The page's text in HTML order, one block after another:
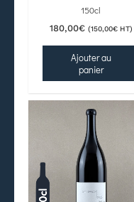
150cl
180,00€ (150,00€HT)
Ajouter au
panier